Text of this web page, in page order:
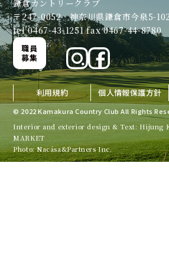
鎌倉カントリークラブ
〒247-0052 神奈川県鎌倉市今泉5-
tel 0467-43-1251 fax 0467-44-8780
職員
募集
© 2022 Kamakura Country Club All Rights
利用規約 個人情報保護方針
Interior and exterior design & Text: Hijung
MARKET
Photo: Nacása&Partners Inc.